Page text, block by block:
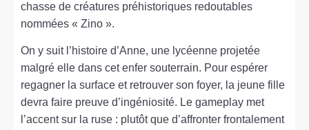
chasse de créatures préhistoriques redoutables
nommées « Zino ».
On y suit l’histoire d’Anne, une lycéenne projetée
malgré elle dans cet enfer souterrain. Pour espérer
regagner la surface et retrouver son foyer, la jeune fille
devra faire preuve d’ingéniosité. Le gameplay met
l’accent sur la ruse : plutôt que d’affronter frontalement